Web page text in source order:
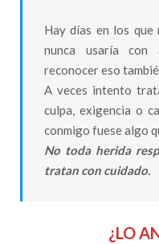
Hay días en los que
nunca usaría
reconocer eso
A veces intento
culpa, exigencia o
conmigo fuese algo
No toda herida
tratan con cuidado.
¿LO